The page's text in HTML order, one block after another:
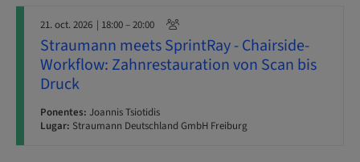
21. oct. 2026 | 18:00 – 20:00
Straumann meets SprintRay - Chairside-
Workflow: Zahnrestauration von Scan bis
Druck
Ponentes: Joannis Tsiotidis
Lugar: Straumann Deutschland GmbH Freiburg